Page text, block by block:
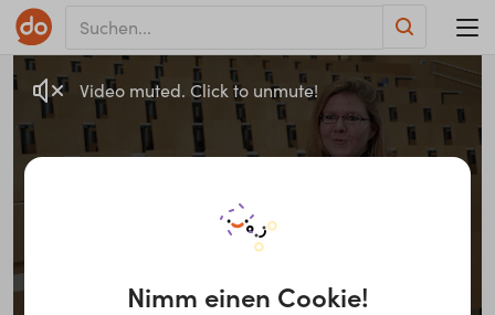
Video muted. Click to unmute!
Nimm einen Cookie!